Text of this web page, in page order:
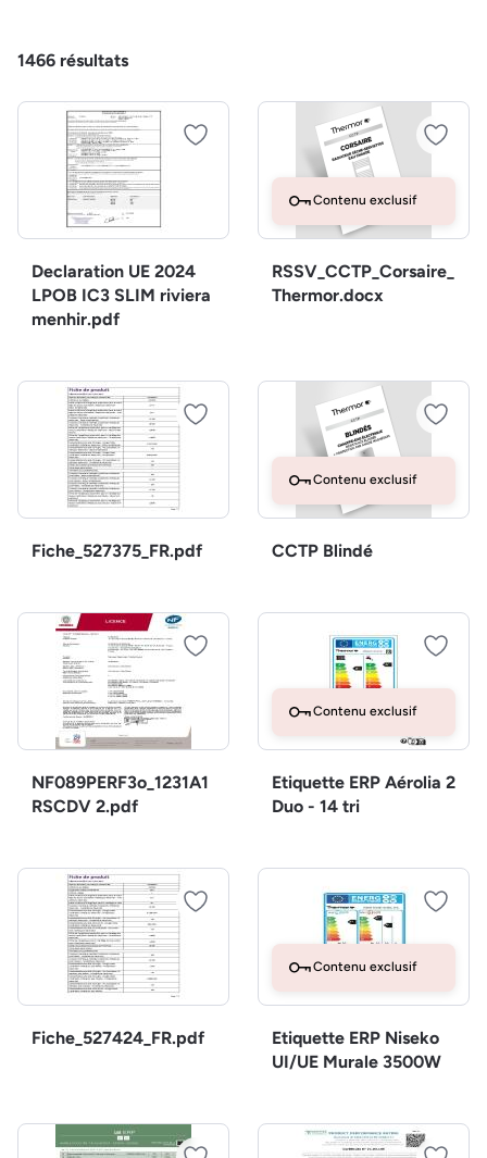
1466 résultats
Declaration UE 2024
LPOB IC3 SLIM riviera
menhir.pdf
Contenu exclusif
RSSV_CCTP_Corsaire_
Thermor.docx
Fiche_527375_FR.pdf
Contenu exclusif
CCTP Blindé
NF089PERF3o_1231A1
RSCDV 2.pdf
Contenu exclusif
Etiquette ERP Aérolia 2
Duo - 14 tri
Fiche_527424_FR.pdf
Contenu exclusif
Etiquette ERP Niseko
UI/UE Murale 3500W